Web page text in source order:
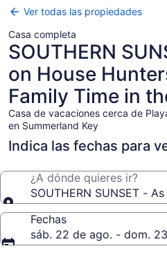
Ver todas las propiedades
Casa completa
SOUTHERN
on House
Family Time in
Casa de vacaciones cerca de
en Summerland Key
Indica las fechas para
¿A dónde quieres ir?
SOUTHERN SUNSET -
Fechas
sáb. 22 de ago. - dom.